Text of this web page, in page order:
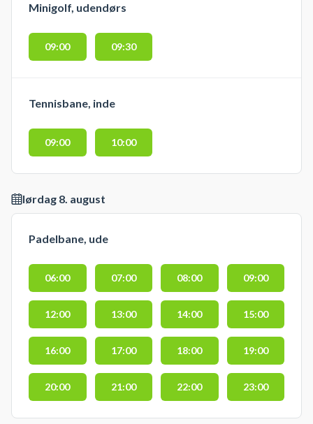
Minigolf, udendørs
09:00 09:30
Tennisbane, inde
09:00 10:00
lørdag 8. august
Padelbane, ude
06:00 07:00 08:00 09:00
12:00 13:00 14:00 15:00
16:00 17:00 18:00 19:00
20:00 21:00 22:00 23:00